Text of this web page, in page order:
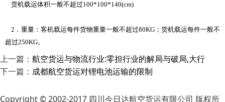
货机载运体积一般不超过100*100*140(cm)
2．重量：客机载运每件货物重量一般不超过80KG；货机载运每件一般不
超过250KG。
上一篇： 航空货运与物流行业:零担行业的解局与破局,大行
下一篇： 成都航空货运对锂电池运输的限制
Copyright © 2002-2017 四川今日达航空货运有限公司 版权所